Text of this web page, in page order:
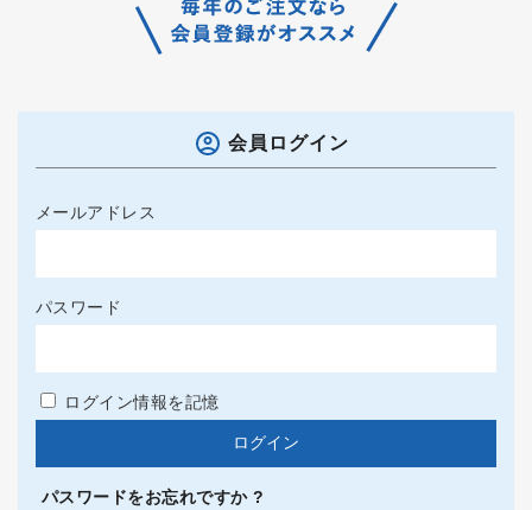
会員ログイン
メールアドレス
パスワード
ログイン情報を記憶
パスワードをお忘れですか ?